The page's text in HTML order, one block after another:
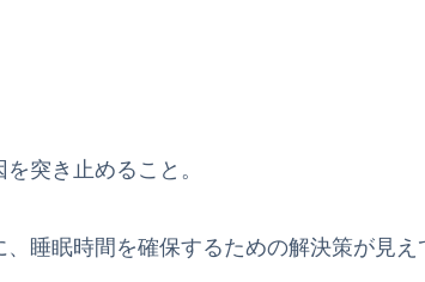
突き止めること。
睡眠時間を確保するための解決策が見え